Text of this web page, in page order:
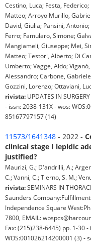
Cestino, Luca; Festa,
Matteo; Arroyo Murillo,
David, Giulia; Pansini,
Ferro; Famularo, Simone;
Mangiameli, Giuseppe; Mei,
Matteo; Testori, Alberto; Di
Umberto; Vagge, Aldo;
Alessandro; Carbone,
Gozzini, Lorenzo; Ottaviani,
rivista: UPDATES IN
- issn: 2038-131X - wos:
85167797157 (14)
11573/1641348 - 2022 -
clinical stage I lepidic
justified?
Maurizi, G.; D'andrilli, A.;
C.; Vanni, C.; Tierno, S. M.;
rivista:SEMINARS IN
Saunders
Independence Square
7800, EMAIL:
Fax: (215)238-6445) pp. 1-30
WOS:001026214200001 (3) -